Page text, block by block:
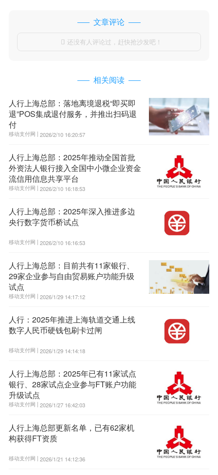
文章评论
 还没有人评论过，赶快抢沙发吧！
相关阅读
人行上海总部：落地离境退税“即买即
退”POS集成退付服务，并推出扫码退
付
移动支付网 | 2026/2/10 16:20:57
人行上海总部：2025年推动全国首批
外资法人银行接入全国中小微企业资金
流信用信息共享平台
移动支付网 | 2026/2/10 16:18:53
人行上海总部：2025年深入推进多边
央行数字货币桥试点
移动支付网 | 2026/2/10 16:16:53
人行上海总部：目前共有11家银行、
29家企业参与自由贸易账户功能升级
试点
移动支付网 | 2026/1/29 14:17:12
人行：2025年推进上海轨道交通上线
数字人民币硬钱包刷卡过闸
移动支付网 | 2026/1/29 14:14:18
人行上海总部：2025年已有11家试点
银行、28家试点企业参与FT账户功能
升级试点
移动支付网 | 2026/1/27 16:42:03
人行上海总部更新名单，已有62家机
构获得FT资质
移动支付网 | 2026/1/21 14:12:36